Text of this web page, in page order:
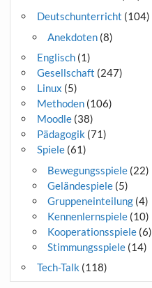
Deutschunterricht (104)
Anekdoten(8)
Englisch(1)
Gesellschaft (247)
Linux (5)
Methoden(106)
Moodle(38)
Pädagogik (71)
Spiele(61)
Bewegungsspiele(22)
Geländespiele(5)
Gruppeneinteilung(4)
Kennenlernspiele(10)
Kooperationsspiele(6)
Stimmungsspiele(14)
Tech-Talk (118)